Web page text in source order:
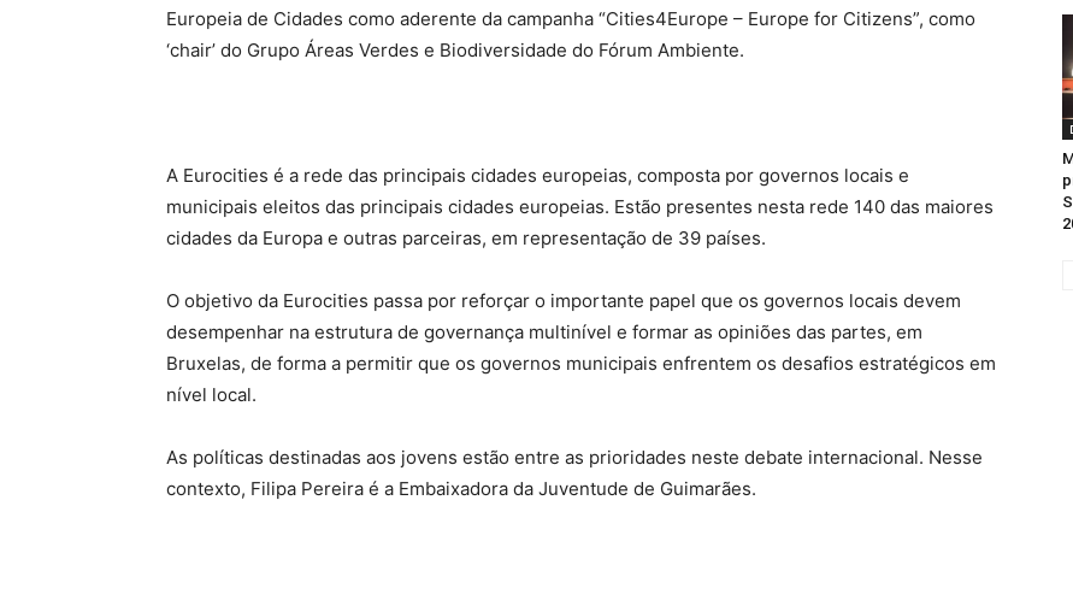
Europeia de Cidades como aderente da campanha “Cities4Europe – Europe for Citizens”, como
‘chair’ do Grupo Áreas Verdes e Biodiversidade do Fórum Ambiente.
A Eurocities é a rede das principais cidades europeias, composta por governos locais e
municipais eleitos das principais cidades europeias. Estão presentes nesta rede 140 das maiores
cidades da Europa e outras parceiras, em representação de 39 países.
O objetivo da Eurocities passa por reforçar o importante papel que os governos locais devem
desempenhar na estrutura de governança multinível e formar as opiniões das partes, em
Bruxelas, de forma a permitir que os governos municipais enfrentem os desafios estratégicos em
nível local.
As políticas destinadas aos jovens estão entre as prioridades neste debate internacional. Nesse
contexto, Filipa Pereira é a Embaixadora da Juventude de Guimarães.